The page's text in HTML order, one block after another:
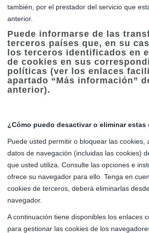
también, por el prestador del servicio que
anterior.
Puede informarse de las
terceros países que, en su
los terceros identificados en
de cookies en sus
políticas (ver los enlaces
apartado “Más información”
anterior).
¿Cómo puedo desactivar o eliminar estas
Puede usted permitir o bloquear las cookies,
datos de navegación (incluidas las cookies)
que usted utiliza. Consulte las opciones e
ofrece su navegador para ello. Tenga en
cookies de terceros, deberá eliminarlas
navegador.
A continuación tiene disponibles los enlaces
para gestionar las cookies de los